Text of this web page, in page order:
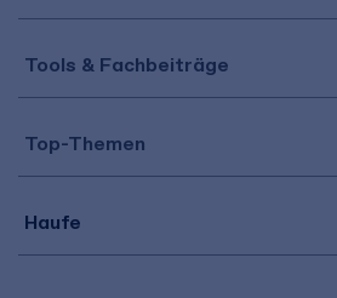
Tools & Fachbeiträge
Top-Themen
Haufe